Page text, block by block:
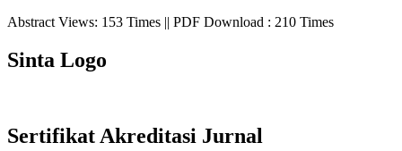
Abstract Views: 153 Times || PDF Download : 210 Times
Sinta Logo
Sertifikat Akreditasi Jurnal